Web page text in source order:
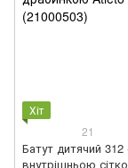
Хіт
21
Батут дитячий 312
внутрішньою